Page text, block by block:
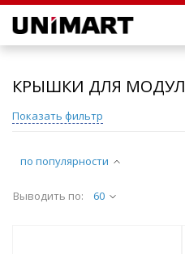
КРЫШКИ ДЛЯ
по популярности
Выводить по: 60
Показать фильтр